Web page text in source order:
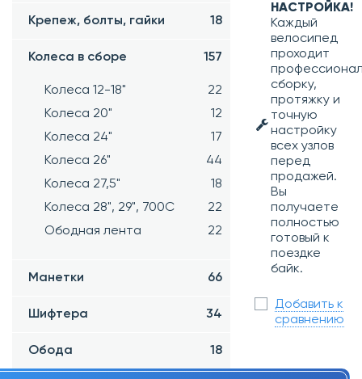
Крепеж, болты, гайки 18
Колеса в сборе 157
Колеса 12-18"
22
Колеса 20"
12
Колеса 24"
17
Колеса 26"
44
Колеса 27,5"
18
Колеса 28", 29", 700С
22
Ободная лента
22
Манетки 66
Шифтера 34
Обода 18
НАСТРОЙКА!
Каждый
велосипед
проходит
сборку,
протяжку и
точную
настройку
всех узлов
перед
продажей.
Вы
получаете
полностью
готовый к
поездке
байк.
Добавить к
сравнению